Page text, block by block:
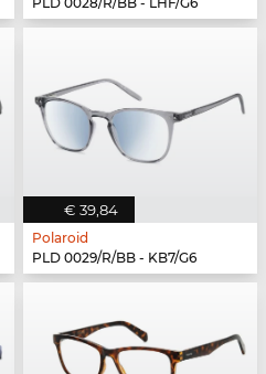
€ 39,84
Polaroid
PLD 0029/R/BB - KB7/G6